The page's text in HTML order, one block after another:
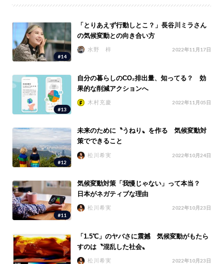
#14
「とりあえず行動しとこ？」長谷川ミラさん
の気候変動との向き合い方
水野 梓 2022年11月17日
#13
自分の暮らしのCO₂排出量、知ってる？ 効
果的な削減アクションへ
木村充慶 2022年11月05日
#12
未来のために〝うねり〟を作る 気候変動対
策でできること
松川希実 2022年10月24日
#11
気候変動対策「我慢じゃない」って本当？
日本がネガティブな理由
松川希実 2022年10月23日
「1.5℃」のヤバさに震撼 気候変動がもたら
すのは〝混乱した社会〟
松川希実 2022年10月23日